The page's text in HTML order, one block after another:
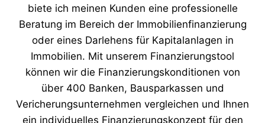
biete ich meinen Kunden eine professionelle
Beratung im Bereich der Immobilienfinanzierung
oder eines Darlehens für Kapitalanlagen in
Immobilien. Mit unserem Finanzierungstool
können wir die Finanzierungskonditionen von
über 400 Banken, Bausparkassen und
Vericherungsunternehmen vergleichen und Ihnen
ein individuelles Finanzierungskonzept für den